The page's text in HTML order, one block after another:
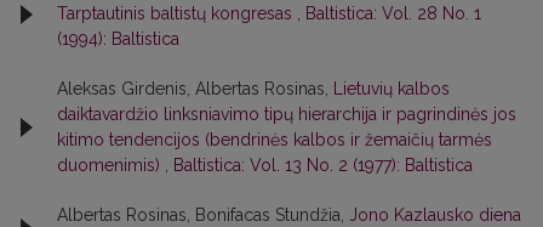
Tarptautinis baltistų kongresas
Baltistica: Vol. 28 No. 1
(1994): Baltistica
Aleksas Girdenis, Albertas Rosinas,
Lietuvių kalbos
daiktavardžio linksniavimo tipų hierarchija ir pagrindinės jos
kitimo tendencijos (bendrinės kalbos ir žemaičių tarmės
duomenimis)
Baltistica: Vol. 13 No. 2 (1977): Baltistica
Albertas Rosinas, Bonifacas Stundžia,
Jono Kazlausko diena